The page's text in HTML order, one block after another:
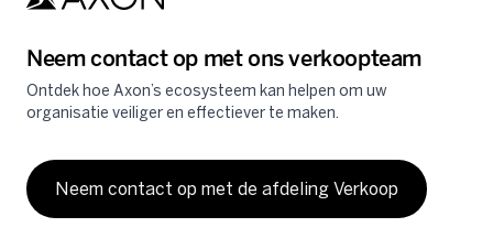
Neem contact op met ons verkoopteam
Ontdek hoe Axon’s ecosysteem kan helpen om uw
organisatie veiliger en effectiever te maken.
Neem contact op met de afdeling Verkoop